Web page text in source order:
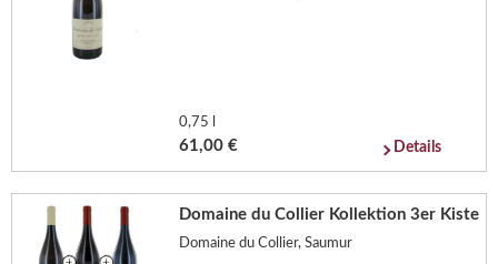
0,75 l
61,00 € Details
Domaine du Collier Kollektion 3er Kiste
Domaine du Collier, Saumur